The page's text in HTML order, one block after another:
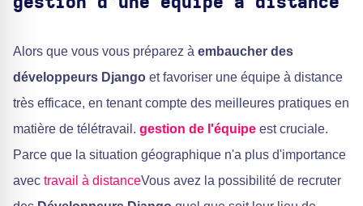
Alors que vous vous préparez à embaucher des
développeurs Django et favoriser une équipe à distance
très efficace, en tenant compte des meilleures pratiques en
matière de télétravail. gestion de l'équipe est cruciale.
Parce que la situation géographique n'a plus d'importance
avec travail à distanceVous avez la possibilité de recruter